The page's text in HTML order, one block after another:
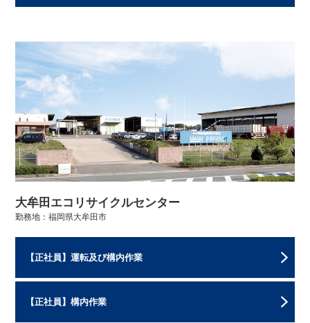
大牟田エコリサイクルセンター
勤務地：福岡県大牟田市
【正社員】運転及び構内作業
【正社員】構内作業